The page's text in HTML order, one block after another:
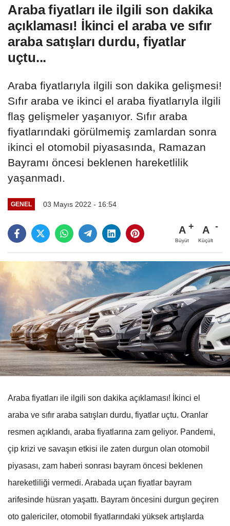
Araba fiyatları ile ilgili son dakika
açıklaması! İkinci el araba ve sıfır
araba satışları durdu, fiyatlar
uçtu...
Araba fiyatlarıyla ilgili son dakika gelişmesi!
Sıfır araba ve ikinci el araba fiyatlarıyla ilgili
flaş gelişmeler yaşanıyor. Sıfır araba
fiyatlarındaki görülmemiş zamlardan sonra
ikinci el otomobil piyasasında, Ramazan
Bayramı öncesi beklenen hareketlilik
yaşanmadı.
GENEL 03 Mayıs 2022 - 16:54
A
Büyüt
A
Küçült
Araba fiyatları ile ilgili son dakika açıklaması! İkinci el
araba ve sıfır araba satışları durdu, fiyatlar uçtu. Oranlar
resmen açıklandı, araba fiyatlarına zam geliyor. Pandemi,
çip krizi ve savaşın etkisi ile zaten durgun olan otomobil
piyasası, zam haberi sonrası bayram öncesi beklenen
hareketliliği vermedi. Arabada uçan fiyatlar bayram
arifesinde hüsran yaşattı. Bayram öncesini durgun geçiren
oto galericiler, otomobil fiyatlarındaki yüksek artışlarda